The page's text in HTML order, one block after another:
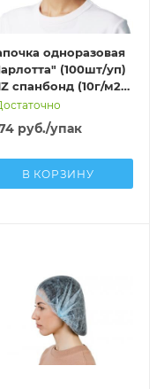
одноразовая
(100шт/уп)
спанбонд (10г/м2)
руб./упак
В КОРЗИНУ